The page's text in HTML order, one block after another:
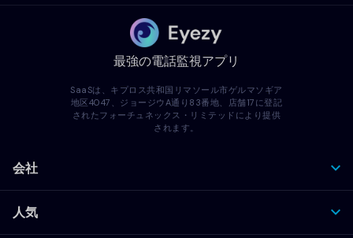
最強の電話監視アプリ
SaaSは、キプロス共和国リマソール市ゲルマソギア
地区4047、ジョージウA通り83番地、店舗17に登記
されたフォーチュネックス・リミテッドにより提供
されます。
会社
人気